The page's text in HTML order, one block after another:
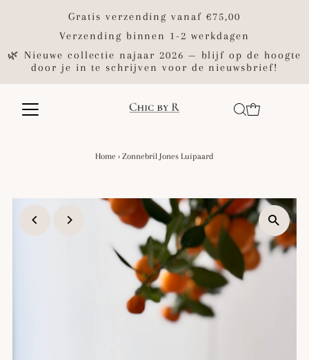
Gratis verzending vanaf €75,00
Verzending binnen 1-2 werkdagen
🌿 Nieuwe collectie najaar 2026 — blijf op de hoogte
door je in te schrijven voor de nieuwsbrief!
Home › Zonnebril Jones Luipaard